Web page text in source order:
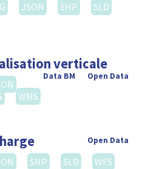
JSON SHP
SLD
verticale
Open Data
Data BM
WMS
Open Data
SHP SLD
WFS